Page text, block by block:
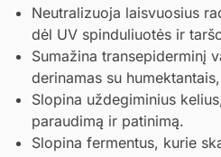
Neutralizuoja laisvuosius
dėl UV spinduliuotės ir
Sumažina transepiderminį
derinamas su
Slopina uždegiminius
paraudimą ir patinimą.
Slopina fermentus, kurie